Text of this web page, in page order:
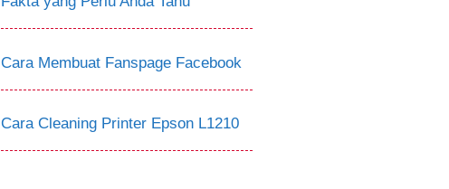
Cara Membuat Fanspage Facebook
Cara Cleaning Printer Epson L1210